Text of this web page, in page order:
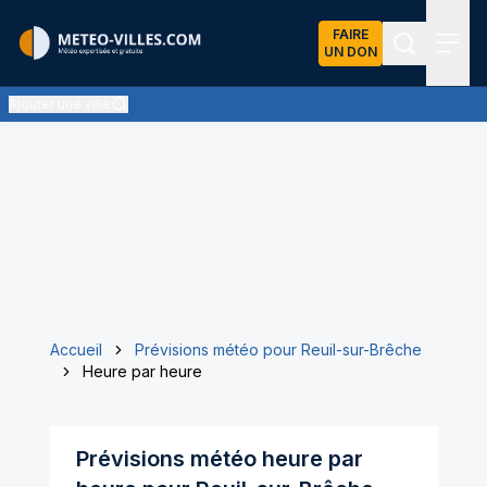
FAIRE
UN DON
Accueil
Prévisions météo pour Reuil-sur-Brêche
Heure par heure
Prévisions météo heure par